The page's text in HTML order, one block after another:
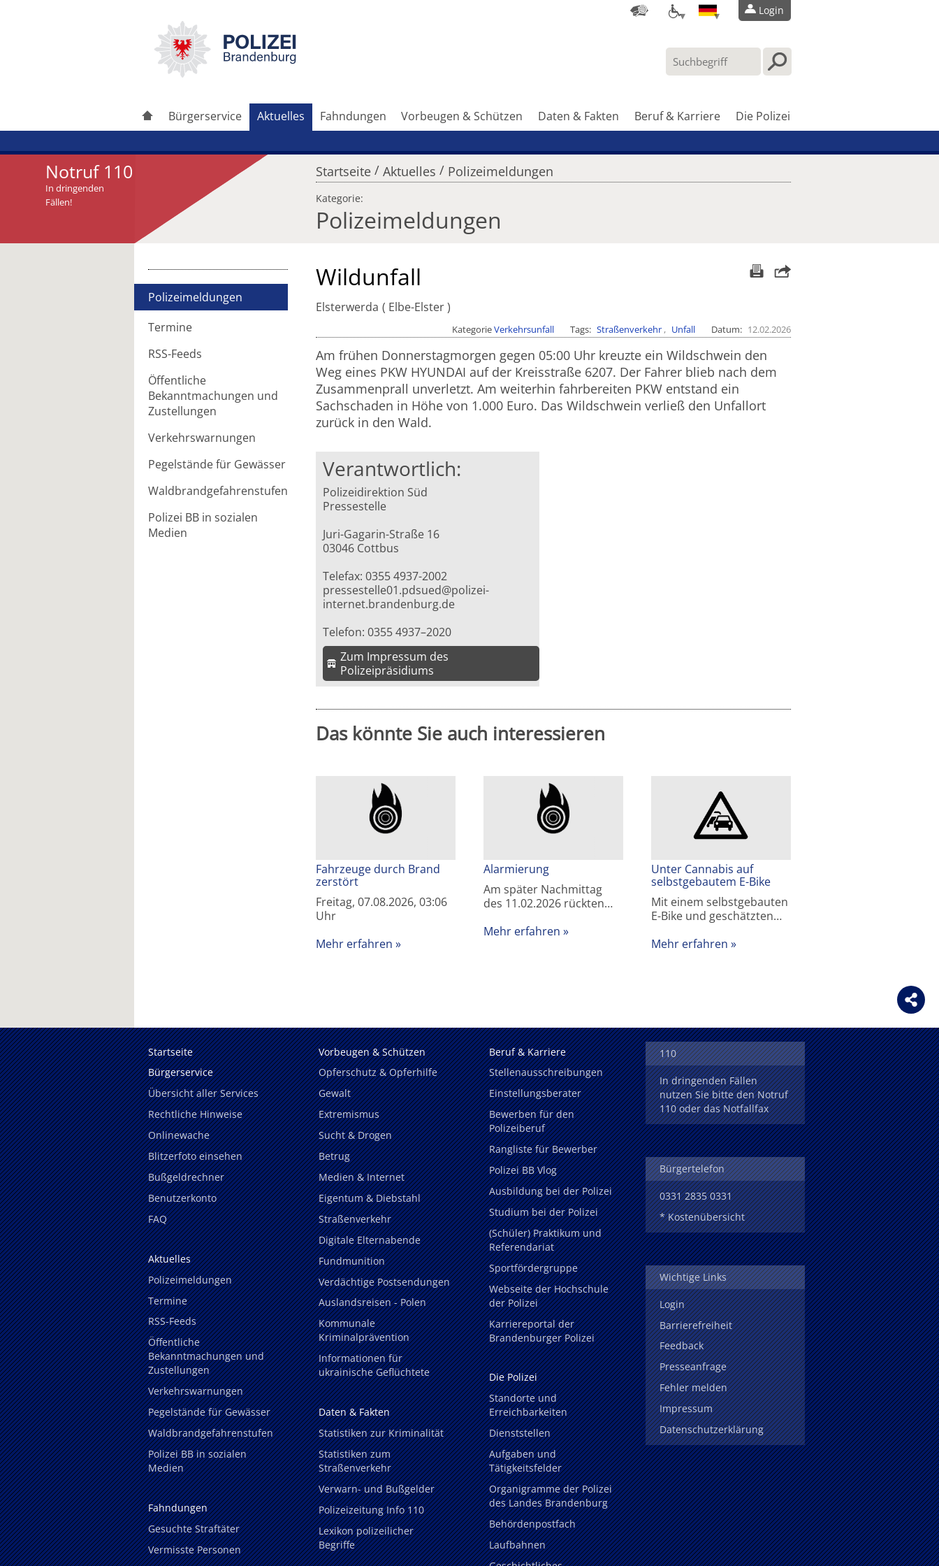
Login
Bürgerservice Aktuelles Fahndungen Vorbeugen & Schützen Daten & Fakten Beruf & Karriere Die Polizei
Notruf 110
In dringenden
Fällen!
Startseite / Aktuelles / Polizeimeldungen
Kategorie:
Polizeimeldungen
Polizeimeldungen
Termine
RSS-Feeds
Öffentliche
Bekanntmachungen und
Zustellungen
Verkehrswarnungen
Pegelstände für Gewässer
Waldbrandgefahrenstufen
Polizei BB in sozialen
Medien
Artikel weiterleiten Wildunfall
Elsterwerda Elbe-Elster
KategorieVerkehrsunfall Tags Straßenverkehr Unfall Datum 12.02.2026
Am frühen Donnerstagmorgen gegen 05:00 Uhr kreuzte ein Wildschwein den
Weg eines PKW HYUNDAI auf der Kreisstraße 6207. Der Fahrer blieb nach dem
Zusammenprall unverletzt. Am weiterhin fahrbereiten PKW entstand ein
Sachschaden in Höhe von 1.000 Euro. Das Wildschwein verließ den Unfallort
zurück in den Wald.
Verantwortlich:
Polizeidirektion Süd
Pressestelle
Juri-Gagarin-Straße 16
03046 Cottbus
Telefax: 0355 4937-2002
pressestelle01.pdsued@polizei-
internet.brandenburg.de
Telefon: 0355 4937–2020
Zum Impressum des
Polizeipräsidiums
Das könnte Sie auch interessieren
Fahrzeuge durch Brand
zerstört
Freitag, 07.08.2026, 03:06
Uhr
Mehr erfahren
Alarmierung
Am später Nachmittag
des 11.02.2026 rückten…
Mehr erfahren
Unter Cannabis auf
selbstgebautem E-Bike
Mit einem selbstgebauten
E-Bike und geschätzten…
Mehr erfahren
Startseite
Bürgerservice
Übersicht aller Services
Rechtliche Hinweise
Onlinewache
Blitzerfoto einsehen
Bußgeldrechner
Benutzerkonto
FAQ
Aktuelles
Polizeimeldungen
Termine
RSS-Feeds
Öffentliche
Bekanntmachungen und
Zustellungen
Verkehrswarnungen
Pegelstände für Gewässer
Waldbrandgefahrenstufen
Polizei BB in sozialen
Medien
Fahndungen
Gesuchte Straftäter
Vermisste Personen
Vorbeugen & Schützen
Opferschutz & Opferhilfe
Gewalt
Extremismus
Sucht & Drogen
Betrug
Medien & Internet
Eigentum & Diebstahl
Straßenverkehr
Digitale Elternabende
Fundmunition
Verdächtige Postsendungen
Auslandsreisen - Polen
Kommunale
Kriminalprävention
Informationen für
ukrainische Geflüchtete
Daten & Fakten
Statistiken zur Kriminalität
Statistiken zum
Straßenverkehr
Verwarn- und Bußgelder
Polizeizeitung Info 110
Lexikon polizeilicher
Begriffe
Beruf & Karriere
Stellenausschreibungen
Einstellungsberater
Bewerben für den
Polizeiberuf
Rangliste für Bewerber
Polizei BB Vlog
Ausbildung bei der Polizei
Studium bei der Polizei
(Schüler) Praktikum und
Referendariat
Sportfördergruppe
Webseite der Hochschule
der Polizei
Karriereportal der
Brandenburger Polizei
Die Polizei
Standorte und
Erreichbarkeiten
Dienststellen
Aufgaben und
Tätigkeitsfelder
Organigramme der Polizei
des Landes Brandenburg
Behördenpostfach
Laufbahnen
110
In dringenden Fällen
nutzen Sie bitte den Notruf
110 oder das Notfallfax
Bürgertelefon
0331 2835 0331
* Kostenübersicht
Wichtige Links
Login
Barrierefreiheit
Feedback
Presseanfrage
Fehler melden
Impressum
Datenschutzerklärung